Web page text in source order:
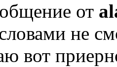
от
не
вот